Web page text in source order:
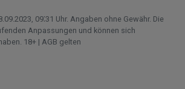
09⁚31 Uhr. Angaben ohne Gewähr. Die
Anpassungen und können sich
18+ | AGB gelten